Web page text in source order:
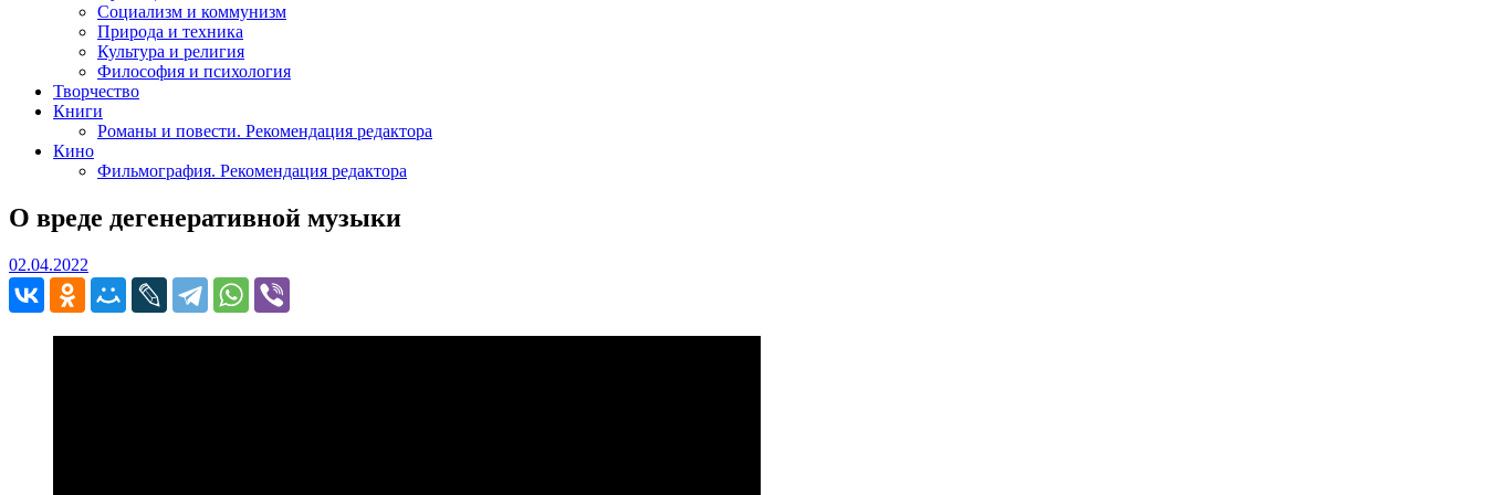
Социализм и коммунизм
Природа и техника
Культура и религия
Философия и психология
Творчество
Книги
Романы и повести. Рекомендация редактора
Кино
Фильмография. Рекомендация редактора
О вреде дегенеративной музыки
02.04.2022